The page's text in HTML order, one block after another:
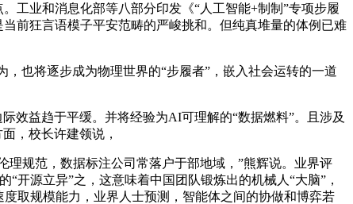
业和消息化部等八部分印发《“人工智能+制制”专项步履
前狂言语模子平安范畴的严峻挑和。但纯真堆量的体例已难
也将逐步成为物理世界的“步履者”，嵌入社会运转的一道
益趋于平缓。并将经验为AI可理解的“数据燃料”。且涉及
，校长许建领说，
规范，数据标注公司常落户于部地域，”熊辉说。业界评
开源立异”之，这意味着中国团队锻炼出的机械人“大脑”，
取规模能力，业界人士预测，智能体之间的协做和博弈若